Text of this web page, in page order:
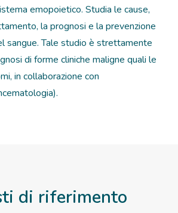
emopoietico. Studia le cause,
la prognosi e la prevenzione
sangue. Tale studio è strettamente
di forme cliniche maligne quali le
in collaborazione con
di riferimento